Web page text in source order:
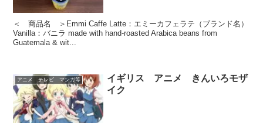
＜ 商品名 ＞Emmi Caffe Latte：エミーカフェラテ（ブランド名）
Vanilla：バニラ made with hand-roasted Arabica beans from
Guatemala & wit...
アニメ テレビ マンガ等
イギリス アニメ きんいろモザ
イク